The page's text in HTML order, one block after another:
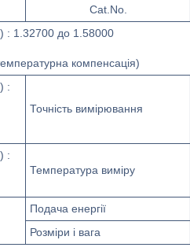
Cat.No.
: 1.32700 до 1.58000
компенсація)
:
Точність вимірювання
:
Температура виміру
Подача енергії
Розміри і вага